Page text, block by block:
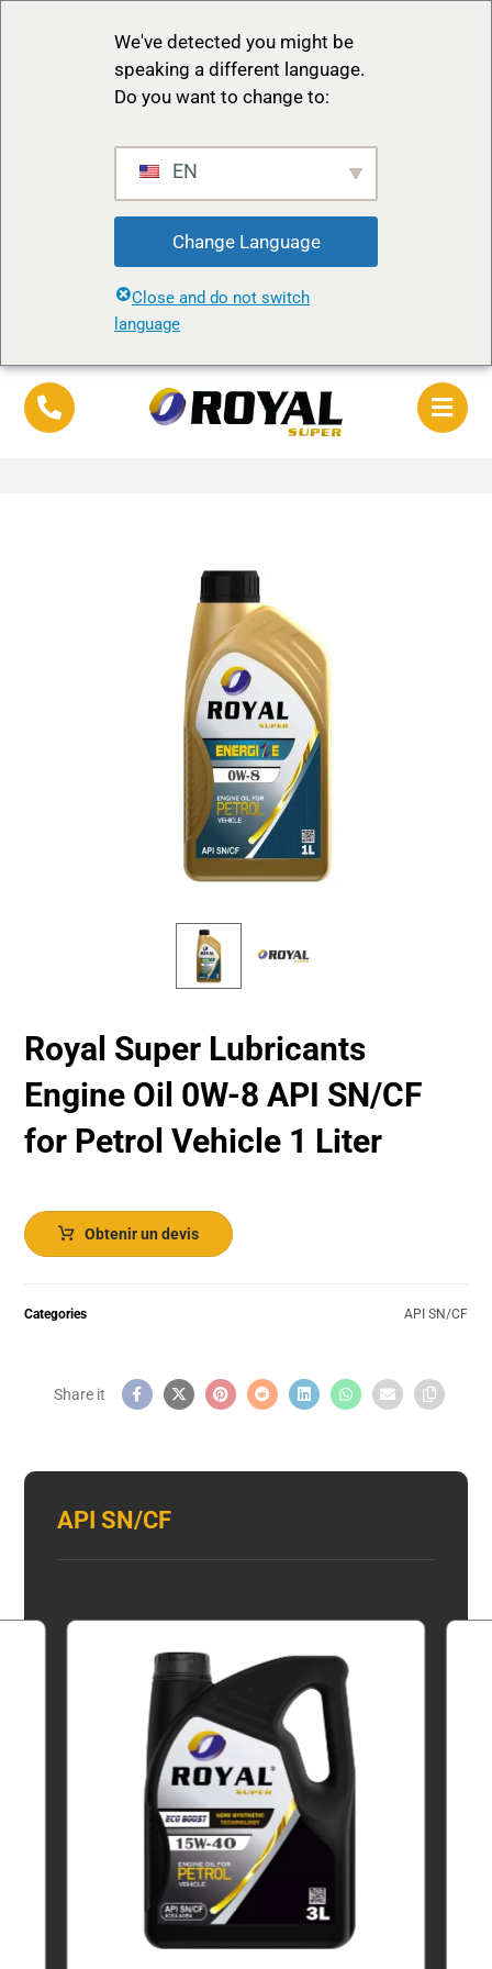
We've detected you might be
speaking a different language.
Do you want to change to:
EN
Change Language
Close and do not switch
language
Royal Super Lubricants
Engine Oil 0W-8 API SN/CF
for Petrol Vehicle 1 Liter
Obtenir un devis
Categories API SN/CF
API SN/CF